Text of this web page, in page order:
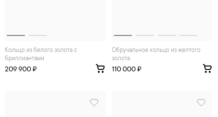
Кольцо из белого золота с
бриллиантами
209 900 ₽
Обручальное кольцо из желтого
золота
110 000 ₽